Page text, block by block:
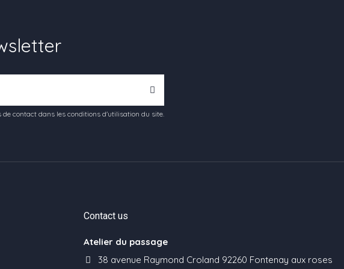
contact dans les conditions d'utilisation du site.
Contact us
Atelier du passage
38 avenue Raymond Croland 92260 Fontenay aux roses